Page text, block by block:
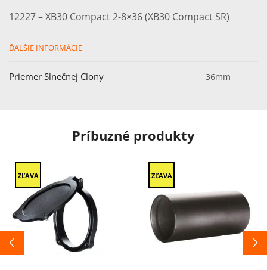
12227 – XB30 Compact 2-8×36 (XB30 Compact SR)
ĎALŠIE INFORMÁCIE
Priemer Slnečnej Clony 36mm
Príbuzné produkty
ZĽAVA ZĽAVA